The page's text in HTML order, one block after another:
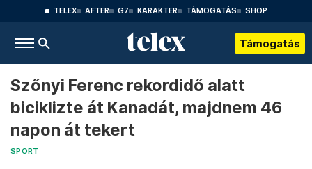
TELEX AFTER G7 KARAKTER TÁMOGATÁS SHOP
Támogatás
Szőnyi Ferenc rekordidő alatt
biciklizte át Kanadát, majdnem 46
napon át tekert
SPORT